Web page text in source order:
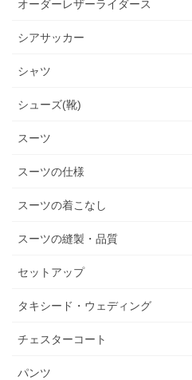
オーダーレザーライダース
シアサッカー
シャツ
シューズ(靴)
スーツ
スーツの仕様
スーツの着こなし
スーツの縫製・品質
セットアップ
タキシード・ウェディング
チェスターコート
パンツ